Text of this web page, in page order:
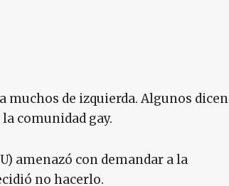
muchos de izquierda. Algunos dicen
comunidad gay.
amenazó con demandar a la
no hacerlo.